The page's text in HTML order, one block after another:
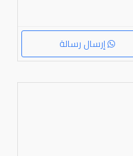
إرسال رسالة